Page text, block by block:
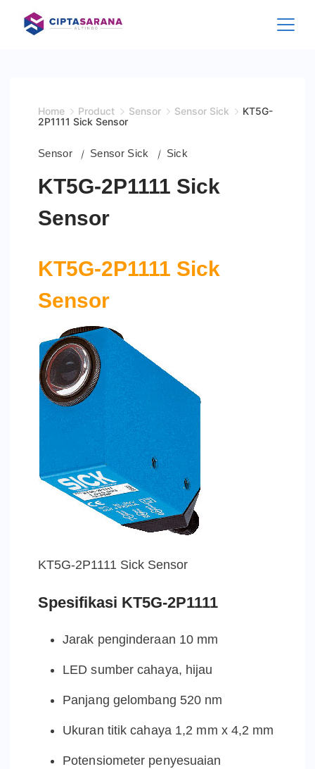
content
Home Product Sensor Sensor Sick
KT5G-
2P1111 Sick Sensor
Sensor Sensor Sick Sick
KT5G-2P1111 Sick
Sensor
KT5G-2P1111 Sick
Sensor
KT5G-2P1111 Sick Sensor
Spesifikasi KT5G-2P1111
Jarak penginderaan 10 mm
LED sumber cahaya, hijau
Panjang gelombang 520 nm
Ukuran titik cahaya 1,2 mm x 4,2 mm
Potensiometer penyesuaian